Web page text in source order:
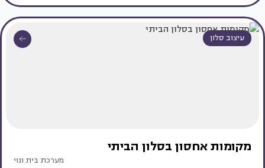
עיצוב סלון
מקומות אחסון בסלון הביתי
מערכת בית ונוי